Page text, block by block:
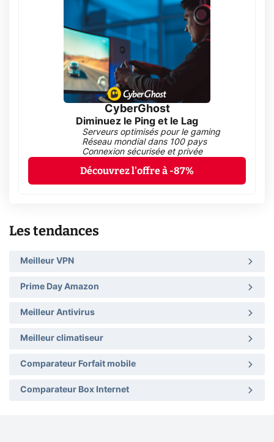
CyberGhost
Diminuez le Ping et le Lag
Serveurs optimisés pour le gaming
Réseau mondial dans 100 pays
Connexion sécurisée et privée
Découvrez l'offre à -87%
Les tendances
Meilleur VPN
Prime Day Amazon
Meilleur Antivirus
Meilleur climatiseur
Comparateur Forfait mobile
Comparateur Box Internet